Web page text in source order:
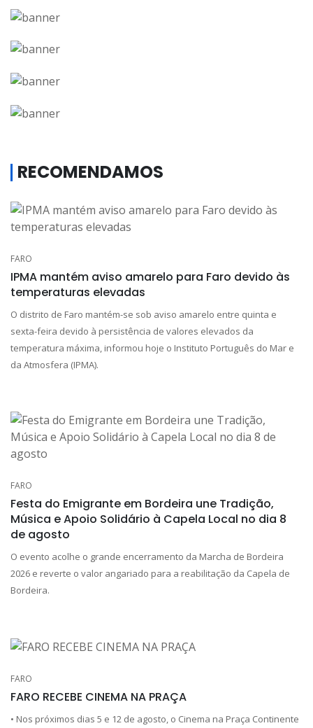
RECOMENDAMOS
FARO
IPMA mantém aviso amarelo para Faro devido às
temperaturas elevadas
O distrito de Faro mantém-se sob aviso amarelo entre quinta e
sexta-feira devido à persistência de valores elevados da
temperatura máxima, informou hoje o Instituto Português do Mar e
da Atmosfera (IPMA).
FARO
Festa do Emigrante em Bordeira une Tradição,
Música e Apoio Solidário à Capela Local no dia 8
de agosto
O evento acolhe o grande encerramento da Marcha de Bordeira
2026 e reverte o valor angariado para a reabilitação da Capela de
Bordeira.
FARO
FARO RECEBE CINEMA NA PRAÇA
• Nos próximos dias 5 e 12 de agosto, o Cinema na Praça Continente